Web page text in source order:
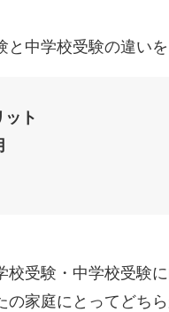
中学校受験の違い
ト
受験・中学校受験
家庭にとってどち